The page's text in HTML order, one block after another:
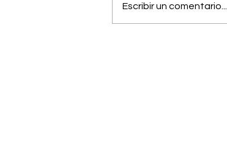
Escribir un comentario...